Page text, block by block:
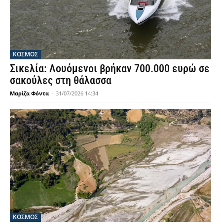
ΚΟΣΜΟΣ
Σικελία: Λουόμενοι βρήκαν 700.000 ευρώ σε
σακούλες στη θάλασσα
Μαρίζα Φόντα - 31/07/2026 14:34
ΚΟΣΜΟΣ